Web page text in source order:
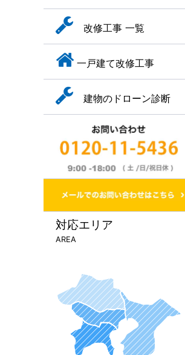
改修工事 一覧
一戸建て改修工事
建物のドローン診断
対応エリア
AREA